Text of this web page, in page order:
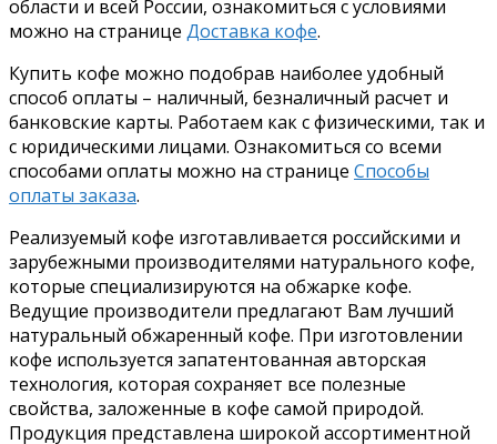
области и всей России, ознакомиться с условиями
можно на странице Доставка кофе.
Купить кофе можно подобрав наиболее удобный
способ оплаты – наличный, безналичный расчет и
банковские карты. Работаем как с физическими, так и
с юридическими лицами. Ознакомиться со всеми
способами оплаты можно на странице Способы
оплаты заказа.
Реализуемый кофе изготавливается российскими и
зарубежными производителями натурального кофе,
которые специализируются на обжарке кофе.
Ведущие производители предлагают Вам лучший
натуральный обжаренный кофе. При изготовлении
кофе используется запатентованная авторская
технология, которая сохраняет все полезные
свойства, заложенные в кофе самой природой.
Продукция представлена широкой ассортиментной